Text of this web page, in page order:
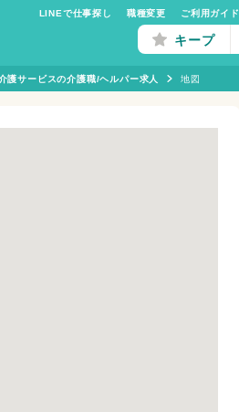
LINEで仕事探し 職種変更 ご利用ガイド
キープ
護サービスの介護職/ヘルパー求人 地図